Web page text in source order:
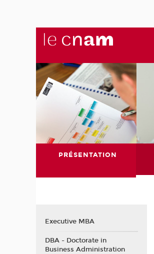
PRÉSENTATION
Executive MBA
DBA - Doctorate in
Business Administration